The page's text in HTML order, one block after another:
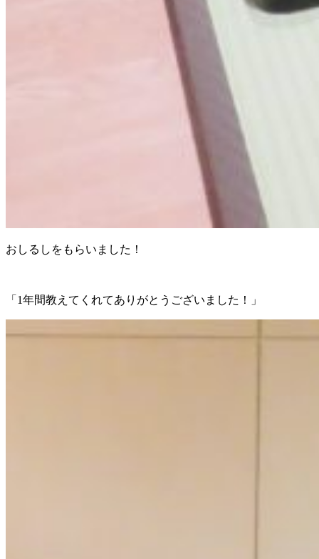
おしるしをもらいました！
「1年間教えてくれてありがとうございました！」